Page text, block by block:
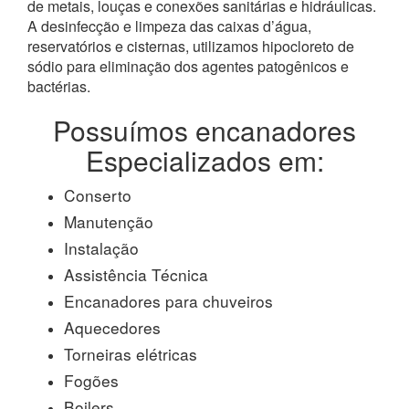
de metais, louças e conexões sanitárias e hidráulicas.
A desinfecção e limpeza das caixas d’água,
reservatórios e cisternas, utilizamos hipocloreto de
sódio para eliminação dos agentes patogênicos e
bactérias.
Possuímos encanadores
Especializados em:
Conserto
Manutenção
Instalação
Assistência Técnica
Encanadores para chuveiros
Aquecedores
Torneiras elétricas
Fogões